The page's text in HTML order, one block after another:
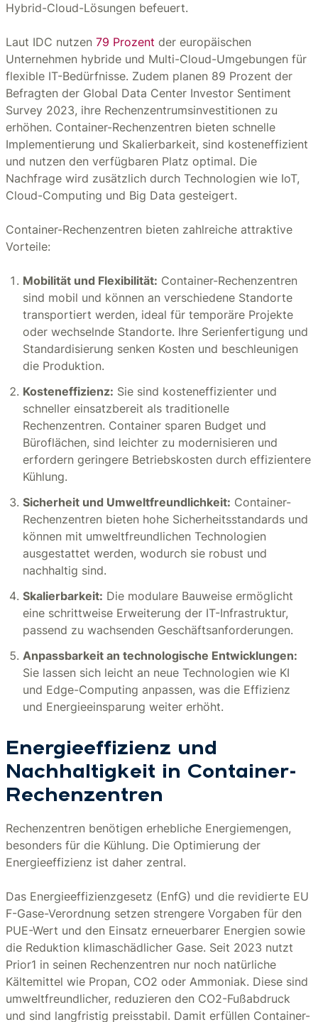
Hybrid-Cloud-Lösungen befeuert.
Laut IDC nutzen 79 Prozent der europäischen
Unternehmen hybride und Multi-Cloud-Umgebungen für
flexible IT-Bedürfnisse. Zudem planen 89 Prozent der
Befragten der Global Data Center Investor Sentiment
Survey 2023, ihre Rechenzentrumsinvestitionen zu
erhöhen. Container-Rechenzentren bieten schnelle
Implementierung und Skalierbarkeit, sind kosteneffizient
und nutzen den verfügbaren Platz optimal. Die
Nachfrage wird zusätzlich durch Technologien wie IoT,
Cloud-Computing und Big Data gesteigert.
Container-Rechenzentren bieten zahlreiche attraktive
Vorteile:
Mobilität und Flexibilität: Container-Rechenzentren
sind mobil und können an verschiedene Standorte
transportiert werden, ideal für temporäre Projekte
oder wechselnde Standorte. Ihre Serienfertigung und
Standardisierung senken Kosten und beschleunigen
die Produktion.
Kosteneffizienz: Sie sind kosteneffizienter und
schneller einsatzbereit als traditionelle
Rechenzentren. Container sparen Budget und
Büroflächen, sind leichter zu modernisieren und
erfordern geringere Betriebskosten durch effizientere
Kühlung.
Sicherheit und Umweltfreundlichkeit: Container-
Rechenzentren bieten hohe Sicherheitsstandards und
können mit umweltfreundlichen Technologien
ausgestattet werden, wodurch sie robust und
nachhaltig sind.
Skalierbarkeit: Die modulare Bauweise ermöglicht
eine schrittweise Erweiterung der IT-Infrastruktur,
passend zu wachsenden Geschäftsanforderungen.
Anpassbarkeit an technologische Entwicklungen:
Sie lassen sich leicht an neue Technologien wie KI
und Edge-Computing anpassen, was die Effizienz
und Energieeinsparung weiter erhöht.
Energieeffizienz und
Nachhaltigkeit in Container-
Rechenzentren
Rechenzentren benötigen erhebliche Energiemengen,
besonders für die Kühlung. Die Optimierung der
Energieeffizienz ist daher zentral.
Das Energieeffizienzgesetz (EnfG) und die revidierte EU
F-Gase-Verordnung setzen strengere Vorgaben für den
PUE-Wert und den Einsatz erneuerbarer Energien sowie
die Reduktion klimaschädlicher Gase. Seit 2023 nutzt
Prior1 in seinen Rechenzentren nur noch natürliche
Kältemittel wie Propan, CO2 oder Ammoniak. Diese sind
umweltfreundlicher, reduzieren den CO2-Fußabdruck
und sind langfristig preisstabil. Damit erfüllen Container-